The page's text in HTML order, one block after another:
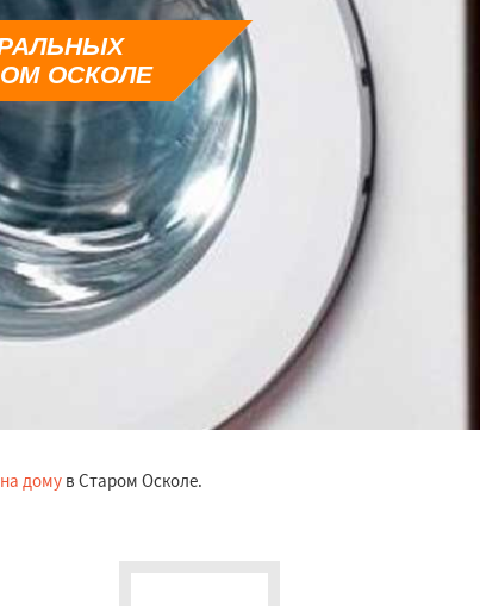
ОСКОЛЕ
дому в Старом Осколе.